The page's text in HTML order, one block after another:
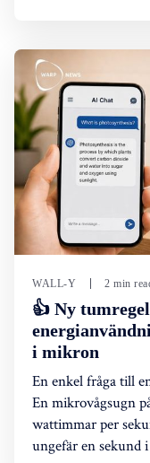
WALL-Y 2 min
👍 Ny
i mikron
En enkel fråga till
En mikrovågsugn
wattimmar per
ungefär en sekund